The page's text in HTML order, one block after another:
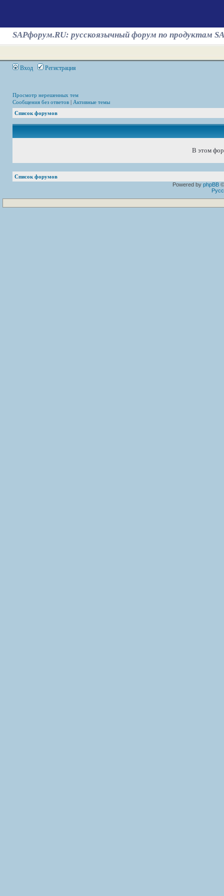
SAPфорум.RU: русскоязычный форум по продуктам
Вход Регистрация
Просмотр нерешенных тем
Сообщения без ответов | Активные темы
Список форумов
В этом
Список форумов
Powered by phpBB